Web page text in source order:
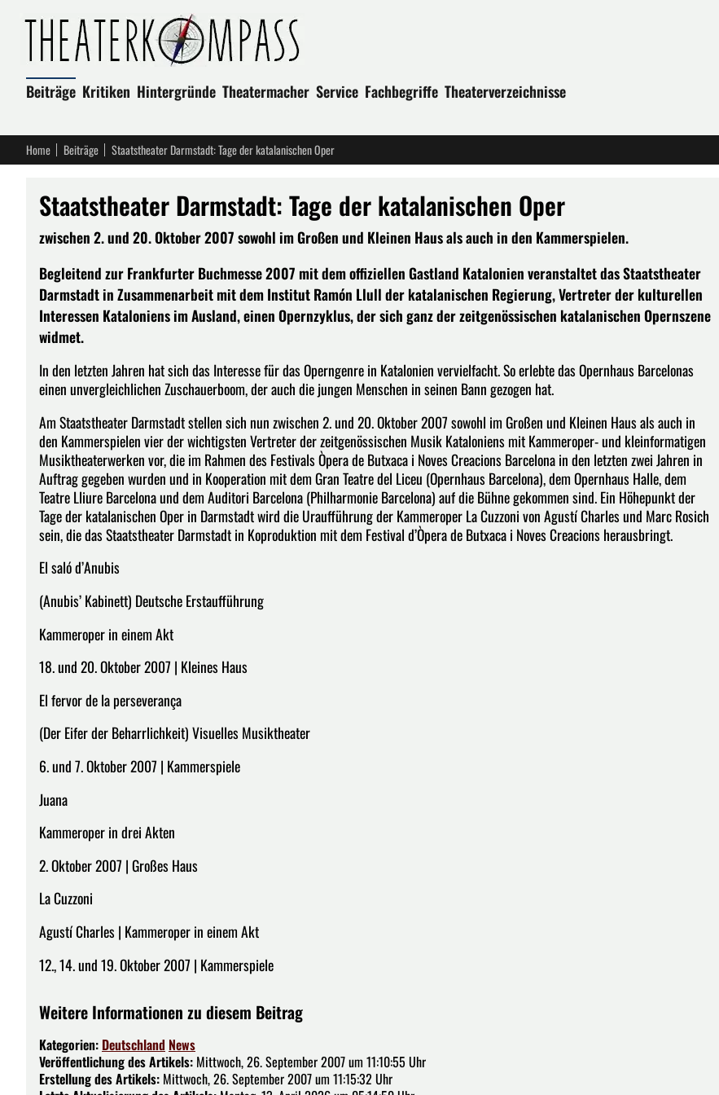
Beiträge Kritiken Hintergründe Theatermacher Service Fachbegriffe Theaterverzeichnisse
Home Beiträge Staatstheater Darmstadt: Tage der katalanischen Oper
Staatstheater Darmstadt: Tage der katalanischen Oper
zwischen 2. und 20. Oktober 2007 sowohl im Großen und Kleinen Haus als auch in den Kammerspielen.
Begleitend zur Frankfurter Buchmesse 2007 mit dem offiziellen Gastland Katalonien veranstaltet das Staatstheater
Darmstadt in Zusammenarbeit mit dem Institut Ramón Llull der katalanischen Regierung, Vertreter der kulturellen
Interessen Kataloniens im Ausland, einen Opernzyklus, der sich ganz der zeitgenössischen katalanischen Opernszene
widmet.
In den letzten Jahren hat sich das Interesse für das Operngenre in Katalonien vervielfacht. So erlebte das Opernhaus Barcelonas
einen unvergleichlichen Zuschauerboom, der auch die jungen Menschen in seinen Bann gezogen hat.
Am Staatstheater Darmstadt stellen sich nun zwischen 2. und 20. Oktober 2007 sowohl im Großen und Kleinen Haus als auch in
den Kammerspielen vier der wichtigsten Vertreter der zeitgenössischen Musik Kataloniens mit Kammeroper- und kleinformatigen
Musiktheaterwerken vor, die im Rahmen des Festivals Òpera de Butxaca i Noves Creacions Barcelona in den letzten zwei Jahren in
Auftrag gegeben wurden und in Kooperation mit dem Gran Teatre del Liceu (Opernhaus Barcelona), dem Opernhaus Halle, dem
Teatre Lliure Barcelona und dem Auditori Barcelona (Philharmonie Barcelona) auf die Bühne gekommen sind. Ein Höhepunkt der
Tage der katalanischen Oper in Darmstadt wird die Uraufführung der Kammeroper La Cuzzoni von Agustí Charles und Marc Rosich
sein, die das Staatstheater Darmstadt in Koproduktion mit dem Festival d’Òpera de Butxaca i Noves Creacions herausbringt.
El saló d’Anubis
(Anubis’ Kabinett) Deutsche Erstaufführung
Kammeroper in einem Akt
18. und 20. Oktober 2007 | Kleines Haus
El fervor de la perseverança
(Der Eifer der Beharrlichkeit) Visuelles Musiktheater
6. und 7. Oktober 2007 | Kammerspiele
Juana
Kammeroper in drei Akten
2. Oktober 2007 | Großes Haus
La Cuzzoni
Agustí Charles | Kammeroper in einem Akt
12., 14. und 19. Oktober 2007 | Kammerspiele
Weitere Informationen zu diesem Beitrag
Kategorien: Deutschland News
Veröffentlichung des Artikels: Mittwoch, 26. September 2007 um 11:10:55 Uhr
Erstellung des Artikels: Mittwoch, 26. September 2007 um 11:15:32 Uhr